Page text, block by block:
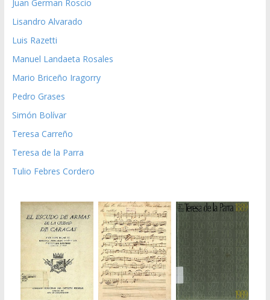
Juan German Roscio
Lisandro Alvarado
Luis Razetti
Manuel Landaeta Rosales
Mario Briceño Iragorry
Pedro Grases
Simón Bolívar
Teresa Carreño
Teresa de la Parra
Tulio Febres Cordero